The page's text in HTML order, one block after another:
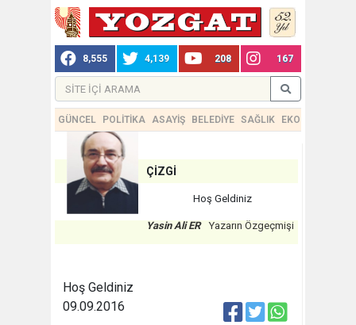
8,555 4,139 208 167
GÜNCEL POLİTİKA ASAYİŞ BELEDİYE SAĞLIK EKONOMİ
ÇİZGİ
Hoş Geldiniz
Yasin Ali ER Yazarın Özgeçmişi
Hoş Geldiniz
09.09.2016